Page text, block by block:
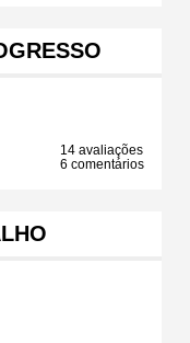
14 avaliações
6 comentários